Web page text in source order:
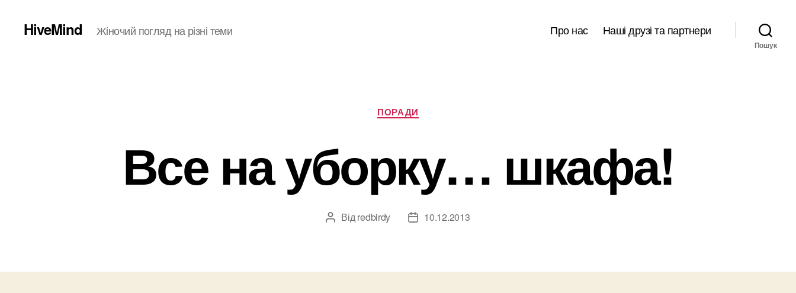
HiveMind Жіночий погляд на різні теми Про нас Наші друзі та партнери
Пошук
Категорії
ПОРАДИ
Все на уборку… шкафа!
Автор
Від redbirdy
Дата10.12.2013